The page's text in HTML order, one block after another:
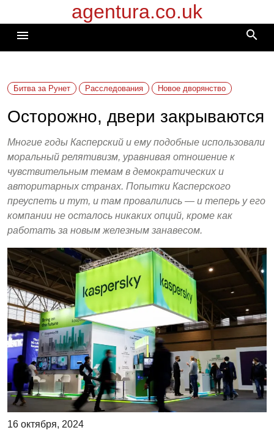
к
содержимому
agentura.co.uk
menu search
Битва за Рунет Расследования Новое дворянство
Осторожно, двери закрываются
Многие годы Касперский и ему подобные использовали
моральный релятивизм, уравнивая отношение к
чувствительным темам в демократических и
авторитарных странах. Попытки Касперского
преуспеть и тут, и там провалились — и теперь у его
компании не осталось никаких опций, кроме как
работать за новым железным занавесом.
16 октября, 2024